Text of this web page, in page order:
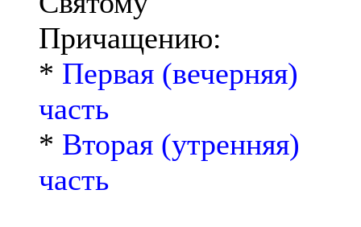
Причащению:
* Первая (вечерняя)
часть
* Вторая (утренняя)
часть